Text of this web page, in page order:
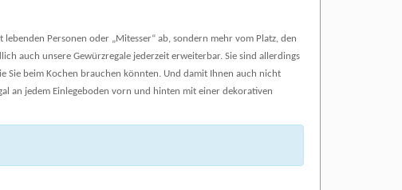
Personen oder „Mitesser“ ab, sondern mehr vom Platz, den
auch unsere Gewürzregale jederzeit erweiterbar. Sie sind allerdings
Sie beim Kochen brauchen könnten. Und damit Ihnen auch nicht
an jedem Einlegeboden vorn und hinten mit einer dekorativen